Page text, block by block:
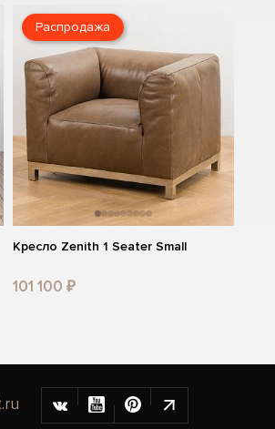
Распродажа
Кресло Zenith 1 Seater Small
101 100 ₽